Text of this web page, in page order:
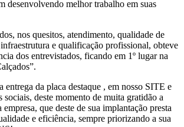
desenvolvendo melhor trabalho em suas
nos quesitos, atendimento, qualidade de
e qualificação profissional, obteve
dos entrevistados, ficando em 1º lugar na
entrega da placa destaque , em nosso SITE e
sociais, deste momento de muita gratidão a
empresa, que deste de sua implantação presta
e eficiência, sempre priorizando a sua